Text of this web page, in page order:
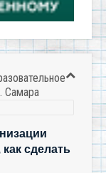
Самара
как сделать